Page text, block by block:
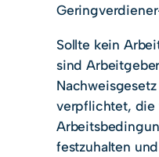
Sollte kein
sind
verpflichtet, die
festzuhalten